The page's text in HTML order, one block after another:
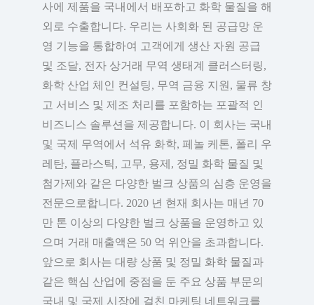
사에 제품을 국내에서 배포하고 화학 물질을 해
외로 수출합니다. 우리는 사회화 된 공급망 운
영 기능을 통합하여 고객에게 생산 자원 공급
및 조달, 전자 상거래 무역 생태계 클러스터링,
화학 산업 체인 컨설팅, 무역 금융 지원, 물류 창
고 서비스 및 제조 처리를 포함하는 포괄적 인
비즈니스 솔루션을 제공합니다. 이 회사는 국내
및 국제 무역에서 석유 화학, 페놀 케톤, 폴리 우
레탄, 플라스틱, 고무, 용제, 정밀 화학 물질 및
첨가제와 같은 다양한 벌크 상품의 심층 운영을
전문으로합니다. 2020 년 현재 회사는 매년 70
만 톤 이상의 다양한 벌크 상품을 운영하고 있
으며 거래 매출액은 50 억 위안을 초과합니다.
앞으로 회사는 대량 상품 및 정밀 화학 물질과
같은 핵심 산업에 중점을 둔 주요 상품 부문의
국내 및 국제 시장에 걸친 마케팅 네트워크를